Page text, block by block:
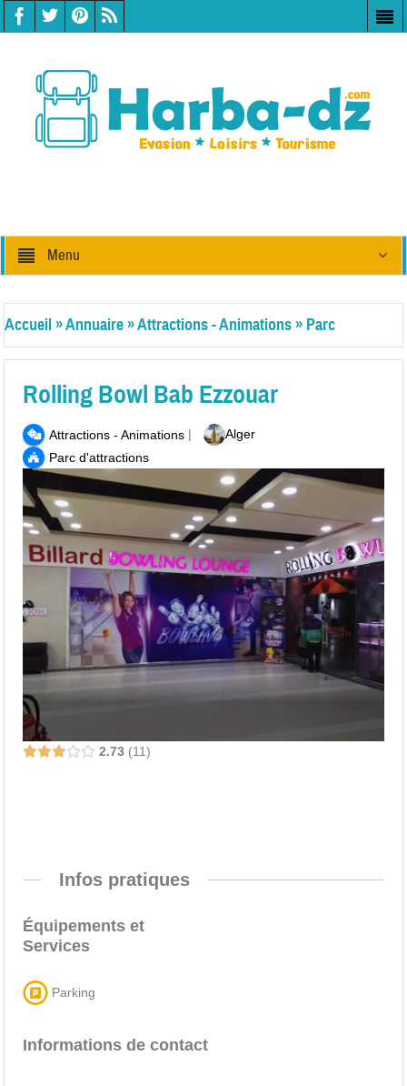
Menu
Accueil»Annuaire»Attractions - Animations» Parc
Rolling Bowl Bab Ezzouar
Attractions - Animations|
Parc d'attractions
Alger
2.73 11
Infos pratiques
Équipements et
Services
Parking
Informations de contact